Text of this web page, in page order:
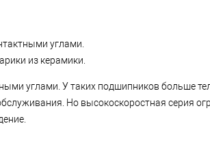
углами.
из керамики.
углами. У таких подшипников больше
Но высокоскоростная серия